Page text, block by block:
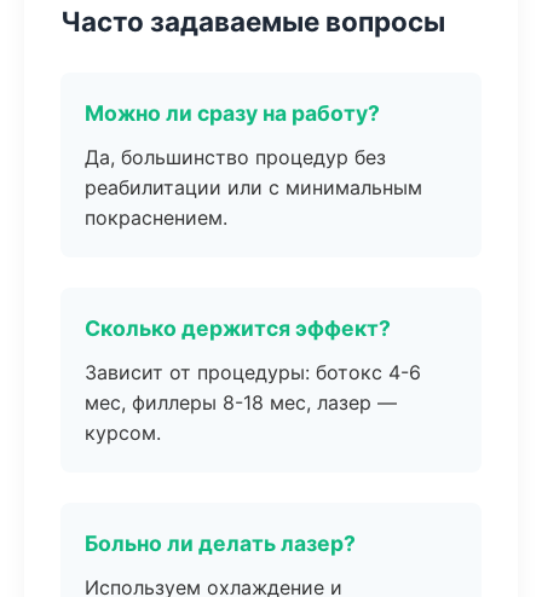
Часто задаваемые вопросы
Можно ли сразу на работу?
Да, большинство процедур без
реабилитации или с минимальным
покраснением.
Сколько держится эффект?
Зависит от процедуры: ботокс 4-6
мес, филлеры 8-18 мес, лазер —
курсом.
Больно ли делать лазер?
Используем охлаждение и